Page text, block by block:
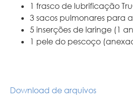
1 frasco de lubrificação
3 sacos pulmonares para
5 inserções de laringe (1
1 pele do pescoço
Download de arquivos